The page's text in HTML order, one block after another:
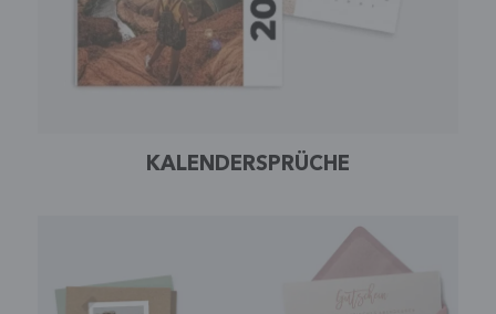
KALENDERSPRÜCHE